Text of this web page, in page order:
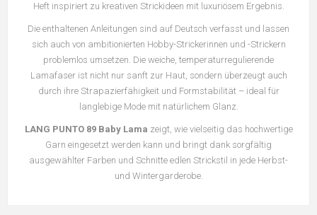
Heft inspiriert zu kreativen Strickideen mit luxuriösem Ergebnis.
Die enthaltenen Anleitungen sind auf Deutsch verfasst und lassen
sich auch von ambitionierten Hobby-Strickerinnen und -Strickern
problemlos umsetzen. Die weiche, temperaturregulierende
Lamafaser ist nicht nur sanft zur Haut, sondern überzeugt auch
durch ihre Strapazierfähigkeit und Formstabilität – ideal für
langlebige Mode mit natürlichem Glanz.
LANG PUNTO 89 Baby Lama zeigt, wie vielseitig das hochwertige
Garn eingesetzt werden kann und bringt dank sorgfältig
ausgewählter Farben und Schnitte edlen Strickstil in jede Herbst-
und Wintergarderobe.